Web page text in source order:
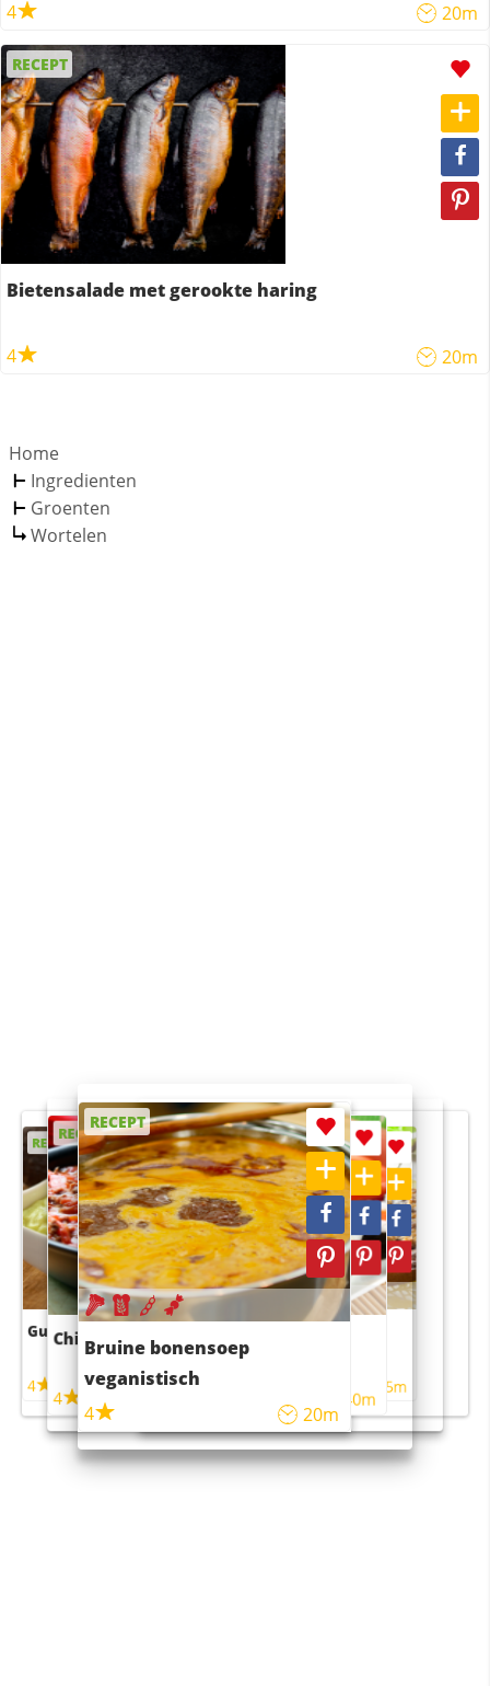
4 20m
RECEPT
Bietensalade met gerookte haring
4 20m
Home
Ingredienten
Groenten
Wortelen
RECEPT
Guacamole
4
RECEPT
Chili con carne
4 45m
RECEPT
Bruine bonensoep
veganistisch
4
20m
RECEPT
Sushi rijstsalade
maaltijdsalade
40m
RECEPT
4 55m